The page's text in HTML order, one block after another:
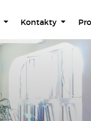
Kontakty